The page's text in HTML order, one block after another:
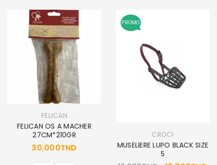
FELICAN
FELICAN OS A MACHER
27CM*210GR
30,000TND
PROMO
CROCI
MUSELIERE LUPO BLACK SIZE
5